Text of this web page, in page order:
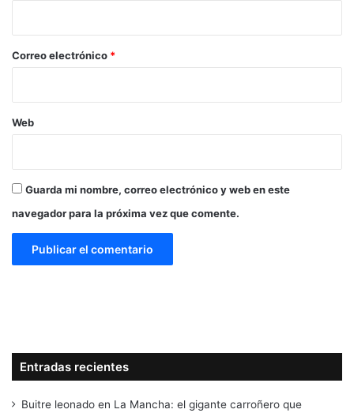
*
Correo electrónico *
Web
Guarda mi nombre, correo electrónico y web en este
navegador para la próxima vez que comente.
Entradas recientes
Buitre leonado en La Mancha: el gigante carroñero que